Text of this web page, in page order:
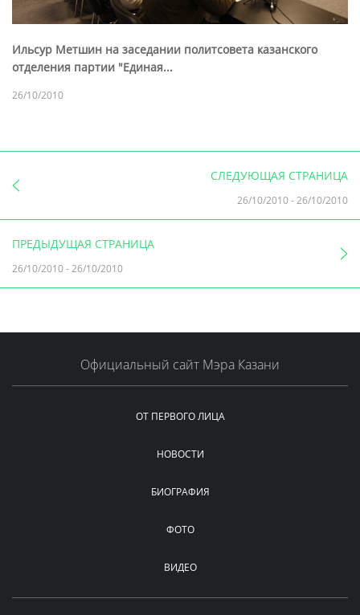
Ильсур Метшин на заседании политсовета казанского
отделения партии "Единая...
26/10/2010
СЛЕДУЮЩАЯ СТРАНИЦА
26/10/2010-26/10/2010
ПРЕДЫДУЩАЯ СТРАНИЦА
26/10/2010-26/10/2010
Официальный сайт Мэра Казани
ОТ ПЕРВОГО ЛИЦА
НОВОСТИ
БИОГРАФИЯ
ФОТО
ВИДЕО